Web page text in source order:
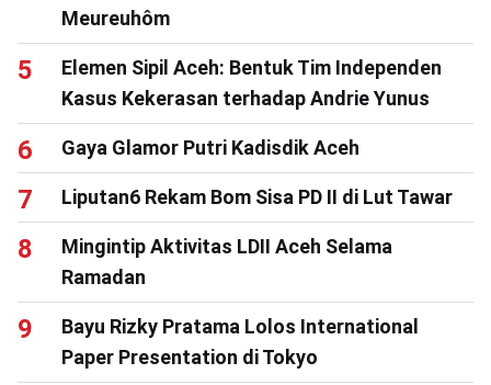
Meureuhôm
Elemen Sipil Aceh: Bentuk Tim Independen
Kasus Kekerasan terhadap Andrie Yunus
Gaya Glamor Putri Kadisdik Aceh
Liputan6 Rekam Bom Sisa PD II di Lut Tawar
Mingintip Aktivitas LDII Aceh Selama
Ramadan
Bayu Rizky Pratama Lolos International
Paper Presentation di Tokyo